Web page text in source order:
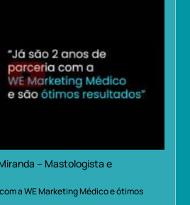
– Mastologista e
a WE Marketing Médico e ótimos